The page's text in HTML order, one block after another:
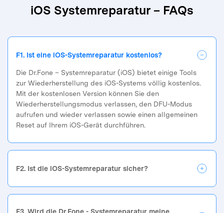
iOS Systemreparatur – FAQs
F1. Ist eine iOS-Systemreparatur kostenlos?
Die Dr.Fone – Systemreparatur (iOS) bietet einige Tools
zur Wiederherstellung des iOS-Systems völlig kostenlos.
Mit der kostenlosen Version können Sie den
Wiederherstellungsmodus verlassen, den DFU-Modus
aufrufen und wieder verlassen sowie einen allgemeinen
Reset auf Ihrem iOS-Gerät durchführen.
F2. Ist die iOS-Systemreparatur sicher?